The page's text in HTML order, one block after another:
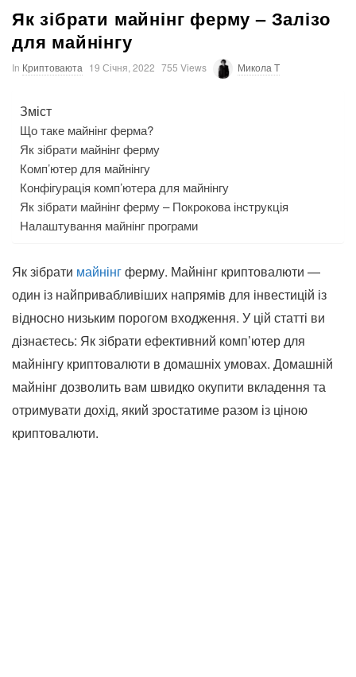
Як зібрати майнінг ферму – Залізо
для майнінгу
In Криптоваюта 19 Січня, 2022 755 Views Микола T
Зміст
Що таке майнінг ферма?
Як зібрати майнінг ферму
Комп’ютер для майнінгу
Конфігурація комп’ютера для майнінгу
Як зібрати майнінг ферму – Покрокова інструкція
Налаштування майнінг програми
Як зібрати майнінгферму. Майнінг криптовалюти —
один із найпривабливіших напрямів для інвестицій із
відносно низьким порогом входження. У цій статті ви
дізнаєтесь: Як зібрати ефективний комп’ютер для
майнінгу криптовалюти в домашніх умовах. Домашній
майнінг дозволить вам швидко окупити вкладення та
отримувати дохід, який зростатиме разом із ціною
криптовалюти.